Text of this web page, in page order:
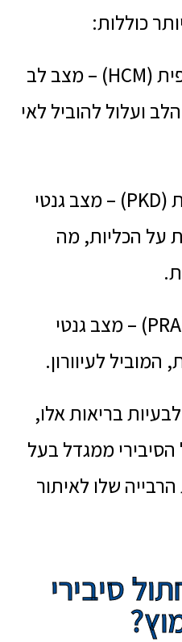
כוללות:
קרדיומיופתיה היפרטרופית (HCM) – מצב לב
ועלול להוביל לאי
מחלת כליות פוליציסטית (PKD) – מצב גנטי
על הכליות, מה
ניוון רשתית פרוגרסיבי (PRA) – מצב גנטי
המוביל לעיוורון.
בריאות אלו,
ממגדל בעל
שלו לאיתור
סיבירי